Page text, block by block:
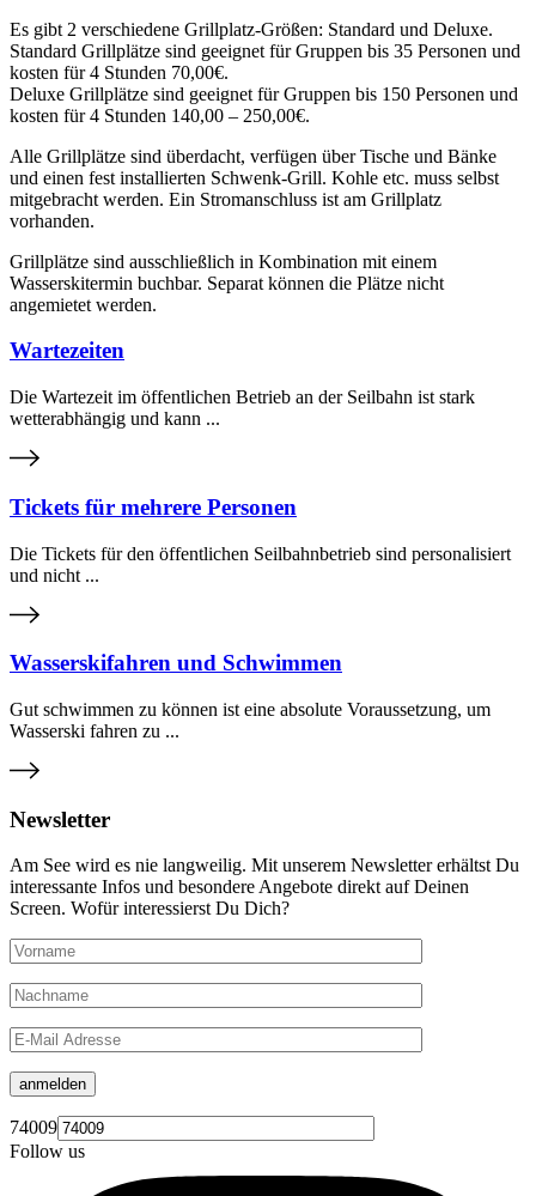
Es gibt 2 verschiedene Grillplatz-Größen: Standard und Deluxe.
Standard Grillplätze sind geeignet für Gruppen bis 35 Personen und
kosten für 4 Stunden 70,00€.
Deluxe Grillplätze sind geeignet für Gruppen bis 150 Personen und
kosten für 4 Stunden 140,00 – 250,00€.
Alle Grillplätze sind überdacht, verfügen über Tische und Bänke
und einen fest installierten Schwenk-Grill. Kohle etc. muss selbst
mitgebracht werden. Ein Stromanschluss ist am Grillplatz
vorhanden.
Grillplätze sind ausschließlich in Kombination mit einem
Wasserskitermin buchbar. Separat können die Plätze nicht
angemietet werden.
Wartezeiten
Die Wartezeit im öffentlichen Betrieb an der Seilbahn ist stark
wetterabhängig und kann ...
Tickets für mehrere Personen
Die Tickets für den öffentlichen Seilbahnbetrieb sind personalisiert
und nicht ...
Wasserskifahren und Schwimmen
Gut schwimmen zu können ist eine absolute Voraussetzung, um
Wasserski fahren zu ...
Newsletter
Am See wird es nie langweilig. Mit unserem Newsletter erhältst Du
interessante Infos und besondere Angebote direkt auf Deinen
Screen. Wofür interessierst Du Dich?
anmelden
74009
Follow us